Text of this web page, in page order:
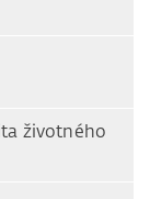
životného